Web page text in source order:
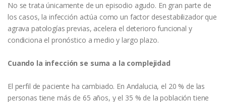
No se trata únicamente de un episodio agudo. En gran parte de
los casos, la infección actúa como un factor desestabilizador que
agrava patologías previas, acelera el deterioro funcional y
condiciona el pronóstico a medio y largo plazo.
Cuando la infección se suma a la complejidad
El perfil de paciente ha cambiado. En Andalucia, el 20 % de las
personas tiene más de 65 años, y el 35 % de la población tiene